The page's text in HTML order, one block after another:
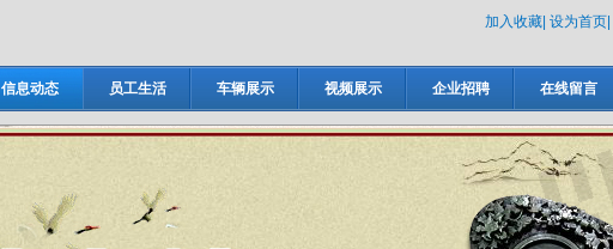
加入收藏 设为首页
信息动态 员工生活 车辆展示 视频展示 企业招聘 在线留言